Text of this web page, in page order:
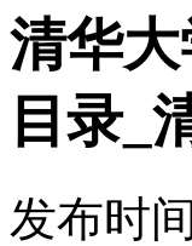
清华
目录_
发布时